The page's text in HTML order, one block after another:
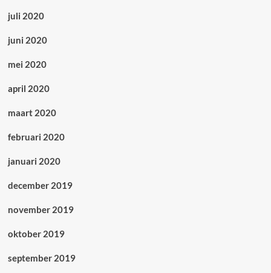
juli 2020
juni 2020
mei 2020
april 2020
maart 2020
februari 2020
januari 2020
december 2019
november 2019
oktober 2019
september 2019